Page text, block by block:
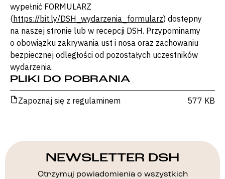
wypełnić FORMULARZ
(https://bit.ly/DSH_wydarzenia_formularz) dostępny
na naszej stronie lub w recepcji DSH. Przypominamy
o obowiązku zakrywania ust i nosa oraz zachowaniu
bezpiecznej odległości od pozostałych uczestników
wydarzenia.
PLIKI DO POBRANIA
Zapoznaj się z regulaminem 577 KB
NEWSLETTER DSH
Otrzymuj powiadomienia o wszystkich